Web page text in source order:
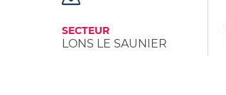
SECTEUR
LONS LE SAUNIER